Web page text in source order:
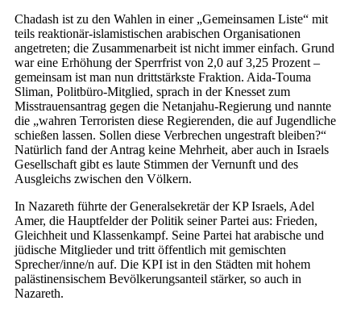
Chadash ist zu den Wahlen in einer „Gemeinsamen Liste“ mit
teils reaktionär-islamistischen arabischen Organisationen
angetreten; die Zusammenarbeit ist nicht immer einfach. Grund
war eine Erhöhung der Sperrfrist von 2,0 auf 3,25 Prozent –
gemeinsam ist man nun drittstärkste Fraktion. Aida-Touma
Sliman, Politbüro-Mitglied, sprach in der Knesset zum
Misstrauensantrag gegen die Netanjahu-Regierung und nannte
die „wahren Terroristen diese Regierenden, die auf Jugendliche
schießen lassen. Sollen diese Verbrechen ungestraft bleiben?“
Natürlich fand der Antrag keine Mehrheit, aber auch in Israels
Gesellschaft gibt es laute Stimmen der Vernunft und des
Ausgleichs zwischen den Völkern.
In Nazareth führte der Generalsekretär der KP Israels, Adel
Amer, die Hauptfelder der Politik seiner Partei aus: Frieden,
Gleichheit und Klassenkampf. Seine Partei hat arabische und
jüdische Mitglieder und tritt öffentlich mit gemischten
Sprecher/inne/n auf. Die KPI ist in den Städten mit hohem
palästinensischem Bevölkerungsanteil stärker, so auch in
Nazareth.